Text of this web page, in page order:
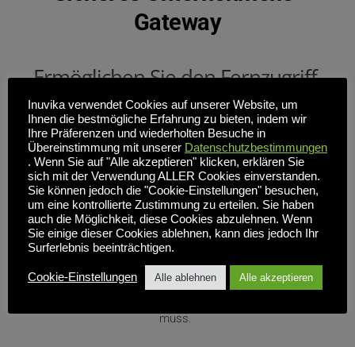
Gateway
Ermöglichen Sie den Fernzugriff
ohne den Aufwand für die
Verwaltung eines VPN.
Verschlüsselte Verbindungen. Das Enterprise Secure
Gateway von Inuvika verwendet moderne TLS-
Verschlüsselung, um die Verbindung zwischen dem
Benutzer und der OVD Enterprise-Umgebung zu sichern.
Konnektivität ohne VPN. Die ESG bietet eine sichere
muss.
Inuvika verwendet Cookies auf unserer Website, um
Ihnen die bestmögliche Erfahrung zu bieten, indem wir
Ihre Präferenzen und wiederholten Besuche in
Übereinstimmung mit unserer Datenschutzbestimmungen
. Wenn Sie auf "Alle akzeptieren" klicken, erklären Sie
sich mit der Verwendung ALLER Cookies einverstanden.
Sie können jedoch die "Cookie-Einstellungen" besuchen,
um eine kontrollierte Zustimmung zu erteilen. Sie haben
auch die Möglichkeit, diese Cookies abzulehnen. Wenn
Sie einige dieser Cookies ablehnen, kann dies jedoch Ihr
Surferlebnis beeinträchtigen.
Cookie-Einstellungen Alle ablehnen Alle akzeptieren